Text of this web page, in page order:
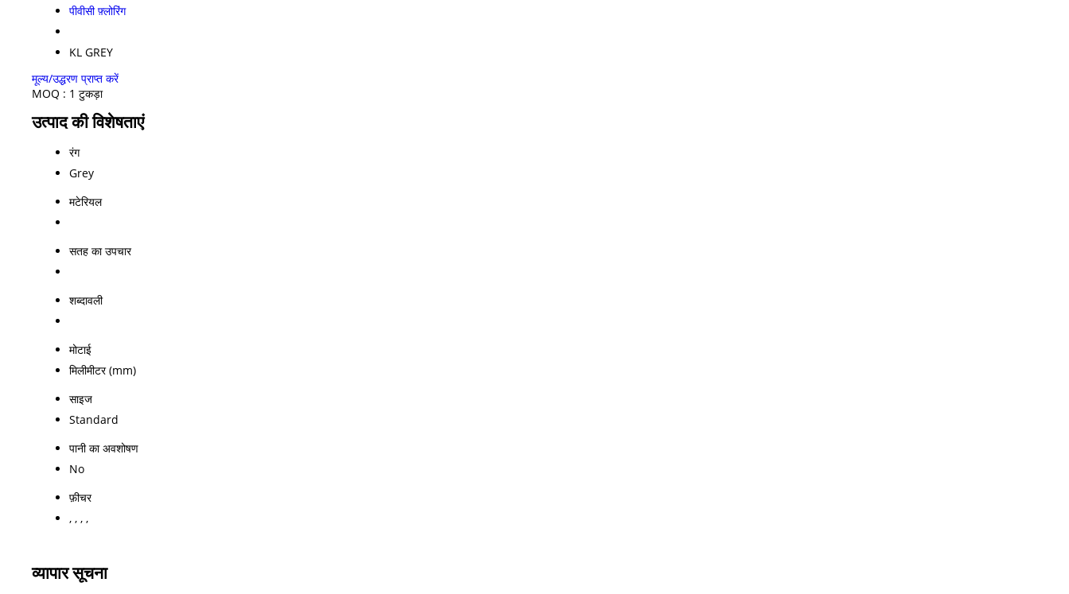
पीवीसी फ़्लोरिंग
KL GREY
मूल्य/उद्धरण प्राप्त करें
MOQ : 1 टुकड़ा
उत्पाद की विशेषताएं
रंग
Grey
मटेरियल
सतह का उपचार
शब्दावली
मोटाई
मिलीमीटर (mm)
साइज
Standard
पानी का अवशोषण
No
फ़ीचर
, , , ,
व्यापार सूचना